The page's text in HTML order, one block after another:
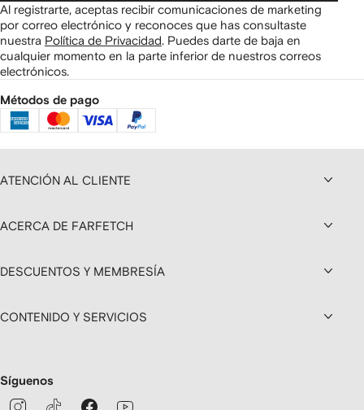
Al registrarte, aceptas recibir comunicaciones de marketing
por correo electrónico y reconoces que has consultaste
nuestra Política de Privacidad Puedes darte de baja en
cualquier momento en la parte inferior de nuestros correos
electrónicos.
Métodos de pago
ATENCIÓN AL CLIENTE
ACERCA DE FARFETCH
DESCUENTOS Y MEMBRESÍA
CONTENIDO Y SERVICIOS
Síguenos